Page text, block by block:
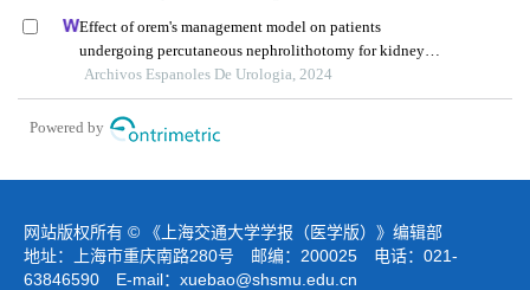
Effect of orem's management model on patients
undergoing percutaneous nephrolithotomy for kidney
calculi: a multicenter retrospective trial
Archivos Espanoles De Urologia, 2024
Powered by
网站版权所有 © 《上海交通大学学报（医学版）》编辑部
地址：上海市重庆南路280号 邮编：200025 电话：021-
63846590 E-mail： xuebao@shsmu.edu.cn